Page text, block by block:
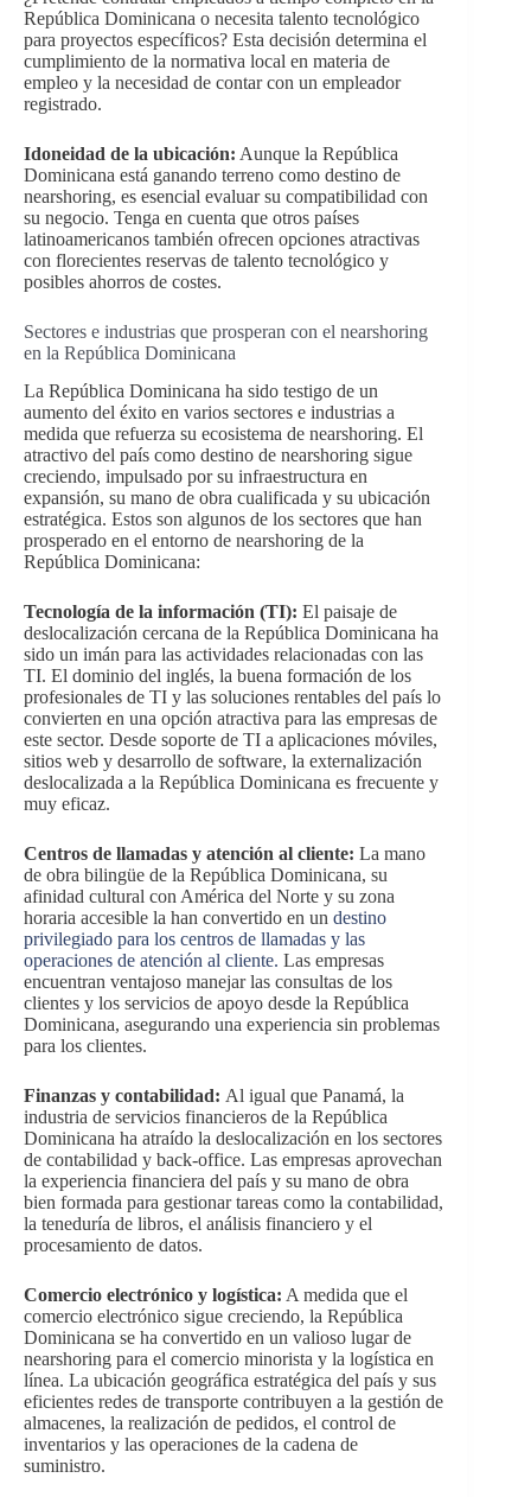
República Dominicana o necesita talento tecnológico
para proyectos específicos? Esta decisión determina el
cumplimiento de la normativa local en materia de
empleo y la necesidad de contar con un empleador
registrado.
Idoneidad de la ubicación: Aunque la República
Dominicana está ganando terreno como destino de
nearshoring, es esencial evaluar su compatibilidad con
su negocio. Tenga en cuenta que otros países
latinoamericanos también ofrecen opciones atractivas
con florecientes reservas de talento tecnológico y
posibles ahorros de costes.
Sectores e industrias que prosperan con el nearshoring
en la República Dominicana
La República Dominicana ha sido testigo de un
aumento del éxito en varios sectores e industrias a
medida que refuerza su ecosistema de nearshoring. El
atractivo del país como destino de nearshoring sigue
creciendo, impulsado por su infraestructura en
expansión, su mano de obra cualificada y su ubicación
estratégica. Estos son algunos de los sectores que han
prosperado en el entorno de nearshoring de la
República Dominicana:
Tecnología de la información (TI): El paisaje de
deslocalización cercana de la República Dominicana ha
sido un imán para las actividades relacionadas con las
TI. El dominio del inglés, la buena formación de los
profesionales de TI y las soluciones rentables del país lo
convierten en una opción atractiva para las empresas de
este sector. Desde soporte de TI a aplicaciones móviles,
sitios web y desarrollo de software, la externalización
deslocalizada a la República Dominicana es frecuente y
muy eficaz.
Centros de llamadas y atención al cliente: La mano
de obra bilingüe de la República Dominicana, su
afinidad cultural con América del Norte y su zona
horaria accesible la han convertido en un destino
privilegiado para los centros de llamadas y las
operaciones de atención al cliente. Las empresas
encuentran ventajoso manejar las consultas de los
clientes y los servicios de apoyo desde la República
Dominicana, asegurando una experiencia sin problemas
para los clientes.
Finanzas y contabilidad: Al igual que Panamá, la
industria de servicios financieros de la República
Dominicana ha atraído la deslocalización en los sectores
de contabilidad y back-office. Las empresas aprovechan
la experiencia financiera del país y su mano de obra
bien formada para gestionar tareas como la contabilidad,
la teneduría de libros, el análisis financiero y el
procesamiento de datos.
Comercio electrónico y logística: A medida que el
comercio electrónico sigue creciendo, la República
Dominicana se ha convertido en un valioso lugar de
nearshoring para el comercio minorista y la logística en
línea. La ubicación geográfica estratégica del país y sus
eficientes redes de transporte contribuyen a la gestión de
almacenes, la realización de pedidos, el control de
inventarios y las operaciones de la cadena de
suministro.